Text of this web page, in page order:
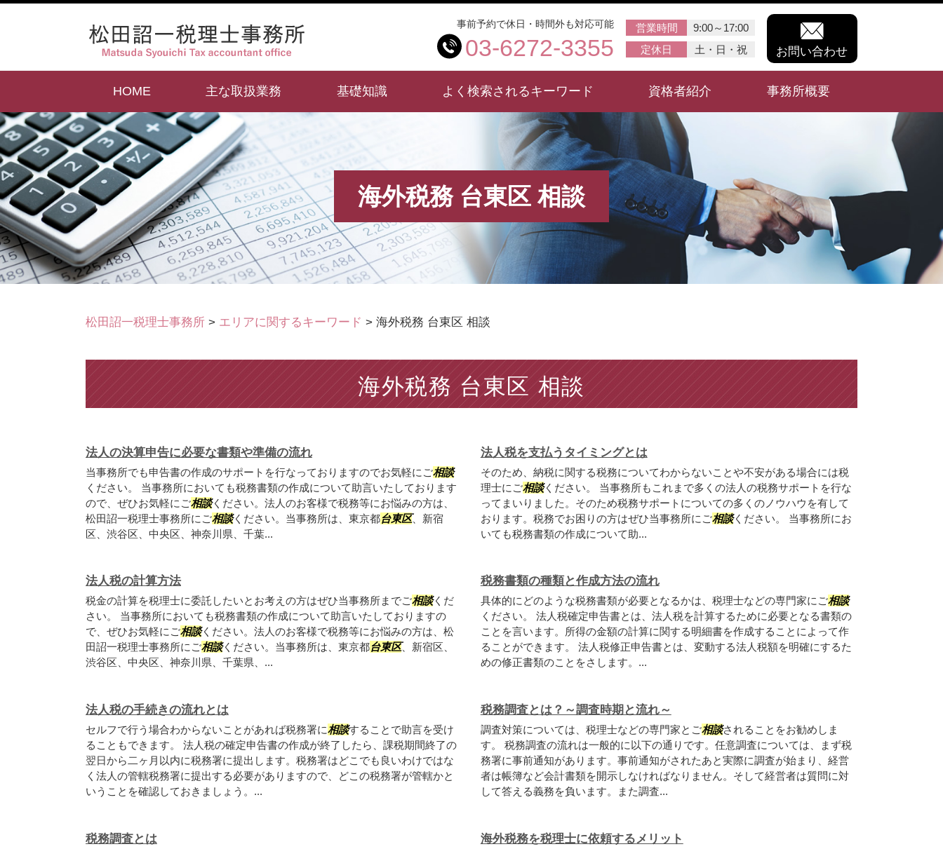
海外税務 台東区 相談
事前予約で休日・時間外も対応可能
03-6272-3355
営業時間
9:00～17:00
定休日
土・日・祝 お問い合わせ
HOME 主な取扱業務 基礎知識 よく検索されるキーワード 資格者紹介 事務所概要
松田詔一税理士事務所 > エリアに関するキーワード > 海外税務 台東区 相談
海外税務 台東区 相談
法人の決算申告に必要な書類や準備の流れ
当事務所でも申告書の作成のサポートを行なっておりますのでお気軽にご相談
ください。 当事務所においても税務書類の作成について助言いたしております
ので、ぜひお気軽にご相談ください。法人のお客様で税務等にお悩みの方は、
松田詔一税理士事務所にご相談ください。当事務所は、東京都台東区、新宿
区、渋谷区、中央区、神奈川県、千葉...
法人税を支払うタイミングとは
そのため、納税に関する税務についてわからないことや不安がある場合には税
理士にご相談ください。 当事務所もこれまで多くの法人の税務サポートを行な
ってまいりました。そのため税務サポートについての多くのノウハウを有して
おります。税務でお困りの方はぜひ当事務所にご相談ください。 当事務所にお
いても税務書類の作成について助...
法人税の計算方法
税金の計算を税理士に委託したいとお考えの方はぜひ当事務所までご相談くだ
さい。 当事務所においても税務書類の作成について助言いたしておりますの
で、ぜひお気軽にご相談ください。法人のお客様で税務等にお悩みの方は、松
田詔一税理士事務所にご相談ください。当事務所は、東京都台東区、新宿区、
渋谷区、中央区、神奈川県、千葉県、...
税務書類の種類と作成方法の流れ
具体的にどのような税務書類が必要となるかは、税理士などの専門家にご相談
ください。 法人税確定申告書とは、法人税を計算するために必要となる書類の
ことを言います。所得の金額の計算に関する明細書を作成することによって作
ることができます。 法人税修正申告書とは、変動する法人税額を明確にするた
めの修正書類のことをさします。...
法人税の手続きの流れとは
セルフで行う場合わからないことがあれば税務署に相談することで助言を受け
ることもできます。 法人税の確定申告書の作成が終了したら、課税期間終了の
翌日から二ヶ月以内に税務署に提出します。税務署はどこでも良いわけではな
く法人の管轄税務署に提出する必要がありますので、どこの税務署が管轄かと
いうことを確認しておきましょう。...
税務調査とは？～調査時期と流れ～
調査対策については、税理士などの専門家とご相談されることをお勧めしま
す。 税務調査の流れは一般的に以下の通りです。任意調査については、まず税
務署に事前通知があります。事前通知がされたあと実際に調査が始まり、経営
者は帳簿など会計書類を開示しなければなりません。そして経営者は質問に対
して答える義務を負います。また調査...
税務調査とは 海外税務を税理士に依頼するメリット